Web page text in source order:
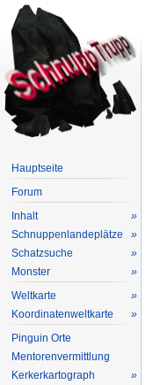
Hauptseite
Forum
Inhalt
»
Schnuppenlandeplätze
»
Schatzsuche
»
Monster
»
Weltkarte
»
Koordinatenweltkarte
»
Pinguin Orte
Mentorenvermittlung
Kerkerkartograph
»